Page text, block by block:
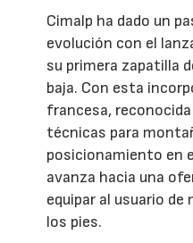
Cimalp ha dado un
evolución con el
su primera zapatilla
baja. Con esta
francesa,
técnicas para
posicionamiento en
avanza hacia una
equipar al usuario de
los pies.